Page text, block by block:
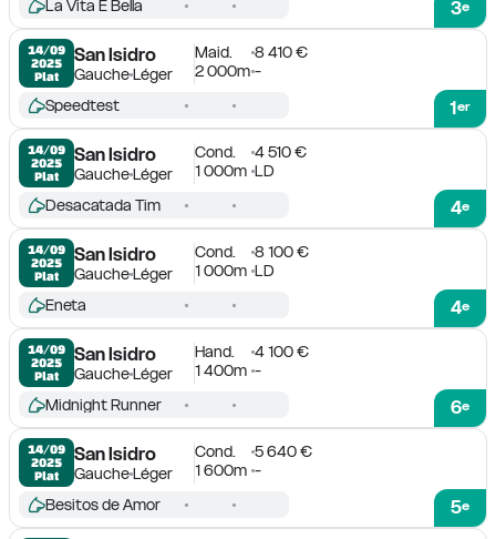
3e
La Vita E Bella
14/09
2025
Plat
San Isidro
GaucheLéger
Maid.
8 410 €
2 000m -
1er
Speedtest
14/09
2025
Plat
San Isidro
GaucheLéger
Cond.
4 510 €
1 000m LD
4e
Desacatada Tim
14/09
2025
Plat
San Isidro
GaucheLéger
Cond.
8 100 €
1 000m LD
4e
Eneta
14/09
2025
Plat
San Isidro
GaucheLéger
Hand.
4 100 €
1 400m -
6e
Midnight Runner
14/09
2025
Plat
San Isidro
GaucheLéger
Cond.
5 640 €
1 600m -
5e
Besitos de Amor